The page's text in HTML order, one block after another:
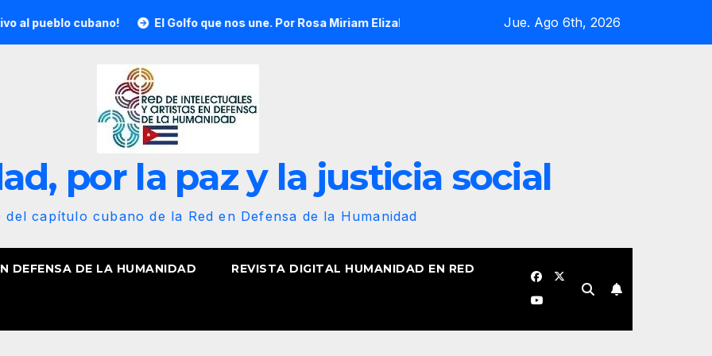
cubano! El Golfo que nos une. Por Rosa Miriam Elizalde ¡Nuestra bandera revolucionaria no se plegará jamás!
Jue. Ago 6th, 2026
por la paz y la justicia social
del capítulo cubano de la Red en Defensa de la Humanidad
DEFENSA DE LA HUMANIDAD REVISTA DIGITAL HUMANIDAD EN RED